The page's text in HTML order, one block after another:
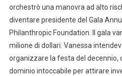
orchestrò una manovra ad alto
diventare presidente del Gala
Philanthropic Foundation. Il gala
milione di dollari. Vanessa
organizzare la festa del decennio,
dominio intoccabile per attirare